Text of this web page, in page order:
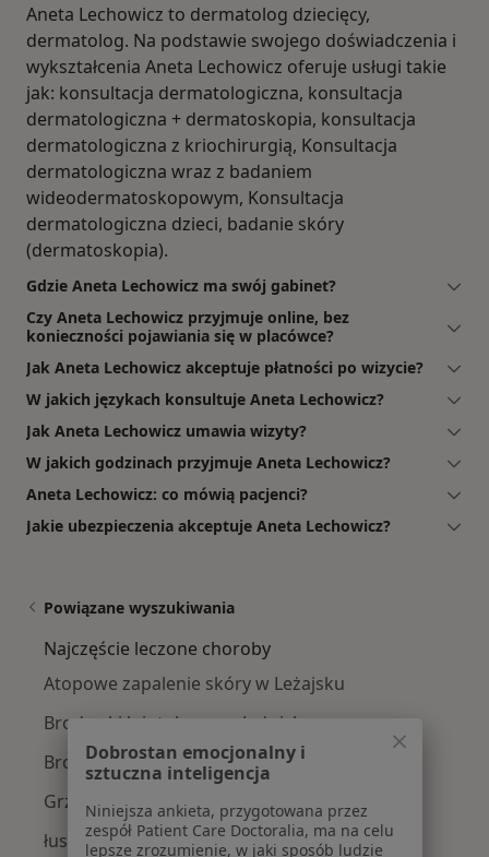
Aneta Lechowicz to dermatolog dziecięcy,
dermatolog. Na podstawie swojego doświadczenia i
wykształcenia Aneta Lechowicz oferuje usługi takie
jak: konsultacja dermatologiczna, konsultacja
dermatologiczna + dermatoskopia, konsultacja
dermatologiczna z kriochirurgią, Konsultacja
dermatologiczna wraz z badaniem
wideodermatoskopowym, Konsultacja
dermatologiczna dzieci, badanie skóry
(dermatoskopia).
Gdzie Aneta Lechowicz ma swój gabinet?
Czy Aneta Lechowicz przyjmuje online, bez
konieczności pojawiania się w placówce?
Jak Aneta Lechowicz akceptuje płatności po wizycie?
W jakich językach konsultuje Aneta Lechowicz?
Jak Aneta Lechowicz umawia wizyty?
W jakich godzinach przyjmuje Aneta Lechowicz?
Aneta Lechowicz: co mówią pacjenci?
Jakie ubezpieczenia akceptuje Aneta Lechowicz?
Powiązane wyszukiwania
Najczęście leczone choroby
Atopowe zapalenie skóry w Leżajsku
Brodawki łojotokowe w Leżajsku
Brodawki wirusowe w Leżajsku
Grzybica w Leżajsku
łuszczyca w Leżajsku
Dobrostan emocjonalny i
sztuczna inteligencja
Niniejsza ankieta, przygotowana przez
zespół Patient Care Doctoralia, ma na celu
lepsze zrozumienie, w jaki sposób ludzie